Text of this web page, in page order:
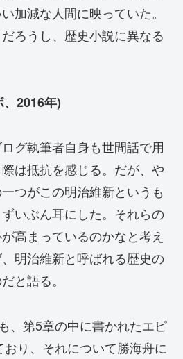
加減な人間に映っていた。
ろうし、歴史小説に異なる
2016年)
グ執筆者自身も世間話で用
は抵抗を感じる。だが、や
つがこの明治維新というも
いぶん耳にした。それらの
高まっているのかなと考え
明治維新と呼ばれる歴史の
と語る。
、第5章の中に書かれたエピ
り、それについて勝海舟に